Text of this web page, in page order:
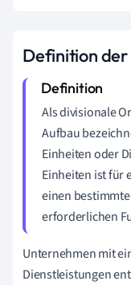
Definition
Als divisionale
Aufbau
Einheiten oder
Einheiten ist für
einen
erforderlichen
Unternehmen mit
Dienstleistungen